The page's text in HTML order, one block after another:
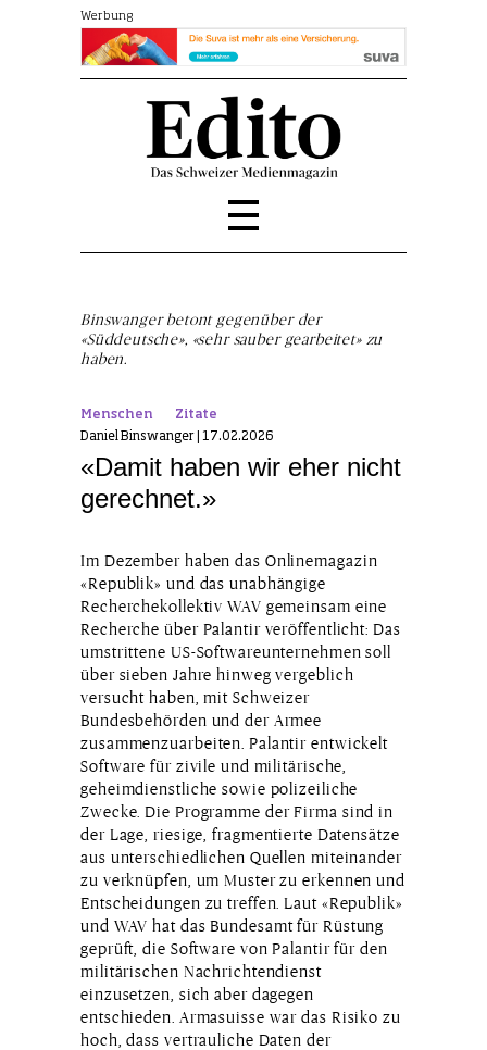
Werbung
Binswanger betont gegenüber der
«Süddeutsche», «sehr sauber gearbeitet» zu
haben.
Menschen
Zitate
Daniel Binswanger | 17.02.2026
«Damit haben wir eher nicht
gerechnet.»
Im Dezember haben das Onlinemagazin
«Republik» und das unabhängige
Recherchekollektiv WAV gemeinsam eine
Recherche über Palantir veröffentlicht: Das
umstrittene US-Softwareunternehmen soll
über sieben Jahre hinweg vergeblich
versucht haben, mit Schweizer
Bundesbehörden und der Armee
zusammenzuarbeiten. Palantir entwickelt
Software für zivile und militärische,
geheim­dienstliche sowie polizeiliche
Zwecke. Die Programme der Firma sind in
der Lage, riesige, fragmentierte Datensätze
aus unterschiedlichen Quellen miteinander
zu verknüpfen, um Muster zu erkennen und
Entscheidungen zu treffen. Laut «Republik»
und WAV hat das Bundesamt für Rüstung
geprüft, die Software von Palantir für den
militärischen Nachrichtendienst
einzusetzen, sich aber dagegen
entschieden. Armasuisse war das Risiko zu
hoch, dass vertrauliche Daten der